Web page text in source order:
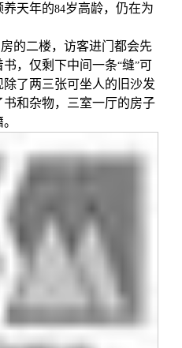
养天年的84岁高龄，仍在为
的二楼，访客进门都会先
，仅剩下中间一条“缝”可
了两三张可坐人的旧沙发
和杂物，三室一厅的房子